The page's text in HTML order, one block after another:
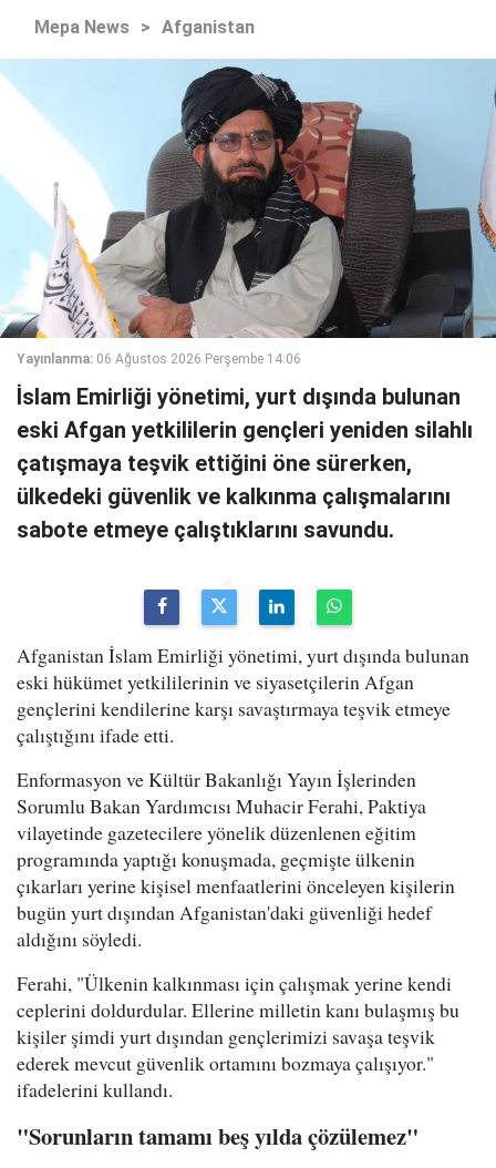
Mepa News > Afganistan
Yayınlanma: 06 Ağustos 2026 Perşembe 14:06
İslam Emirliği yönetimi, yurt dışında bulunan
eski Afgan yetkililerin gençleri yeniden silahlı
çatışmaya teşvik ettiğini öne sürerken,
ülkedeki güvenlik ve kalkınma çalışmalarını
sabote etmeye çalıştıklarını savundu.
Afganistan İslam Emirliği yönetimi, yurt dışında bulunan
eski hükümet yetkililerinin ve siyasetçilerin Afgan
gençlerini kendilerine karşı savaştırmaya teşvik etmeye
çalıştığını ifade etti.
Enformasyon ve Kültür Bakanlığı Yayın İşlerinden
Sorumlu Bakan Yardımcısı Muhacir Ferahi, Paktiya
vilayetinde gazetecilere yönelik düzenlenen eğitim
programında yaptığı konuşmada, geçmişte ülkenin
çıkarları yerine kişisel menfaatlerini önceleyen kişilerin
bugün yurt dışından Afganistan'daki güvenliği hedef
aldığını söyledi.
Ferahi, "Ülkenin kalkınması için çalışmak yerine kendi
ceplerini doldurdular. Ellerine milletin kanı bulaşmış bu
kişiler şimdi yurt dışından gençlerimizi savaşa teşvik
ederek mevcut güvenlik ortamını bozmaya çalışıyor."
ifadelerini kullandı.
"Sorunların tamamı beş yılda çözülemez"